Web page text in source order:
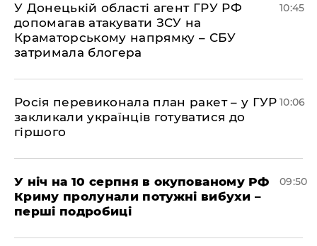
У Донецькій області агент ГРУ РФ
допомагав атакувати ЗСУ на
Краматорському напрямку – СБУ
затримала блогера
10:45
Росія перевиконала план ракет – у ГУР
закликали українців готуватися до
гіршого
10:06
У ніч на 10 серпня в окупованому РФ
Криму пролунали потужні вибухи –
перші подробиці
09:50